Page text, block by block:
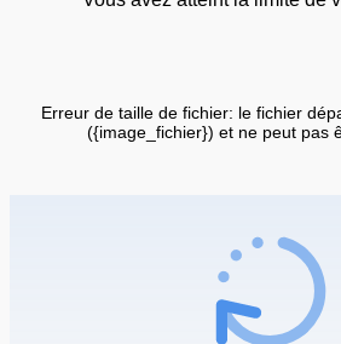
Erreur de taille de fichier: le fichier
({image_fichier}) et ne peut pas